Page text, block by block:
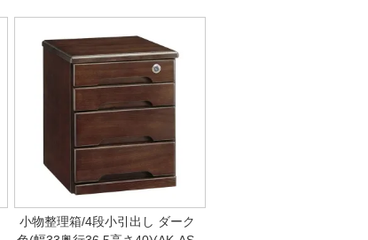
小物整理箱/4段小引出し ダーク